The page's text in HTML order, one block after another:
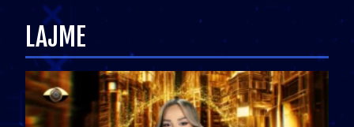
LAJME